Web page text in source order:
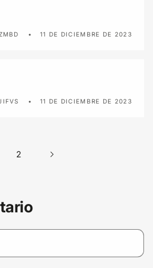
11 DE DICIEMBRE DE 2023
11 DE DICIEMBRE DE 2023
2